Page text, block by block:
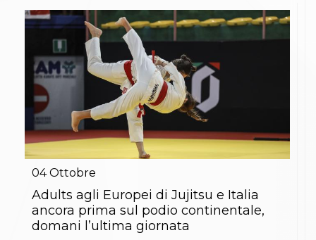
Gare e Risultati
Archivio eventi
Dove siamo
Media
Partners
Trasparenza
Judo
La disciplina
News
Attività Didattica
Gare e Risultati
Albi Federali
Lotta
La disciplina
News
Gare e Risultati
04 Ottobre
Adults agli Europei di Jujitsu e Italia
ancora prima sul podio continentale,
domani l’ultima giornata